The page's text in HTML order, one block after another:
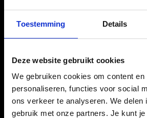
Toestemming Details
Deze website gebruikt cookies
We gebruiken cookies om content
personaliseren, functies voor social
ons verkeer te analyseren. We delen
gebruik met onze partners. Je kunt
Actief schuim haalt het vuil naar boven
SPECIFICATIES
Inhoud:
EAN: